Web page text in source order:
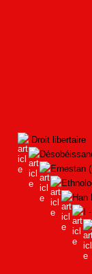
Droit libertaire
Ernestan
Han
I